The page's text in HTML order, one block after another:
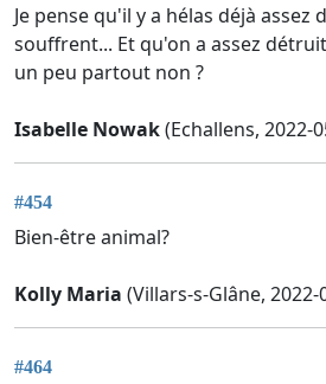
Je pense qu'il y a hélas déjà assez
souffrent... Et qu'on a assez
un peu partout non ?
Isabelle Nowak(Echallens, 2022-
#454
Bien-être animal?
Kolly Maria (Villars-s-Glâne, 2022-
#464